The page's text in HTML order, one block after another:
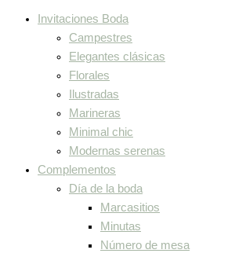
Invitaciones Boda
Campestres
Elegantes clásicas
Florales
Ilustradas
Marineras
Minimal chic
Modernas serenas
Complementos
Día de la boda
Marcasitios
Minutas
Número de mesa